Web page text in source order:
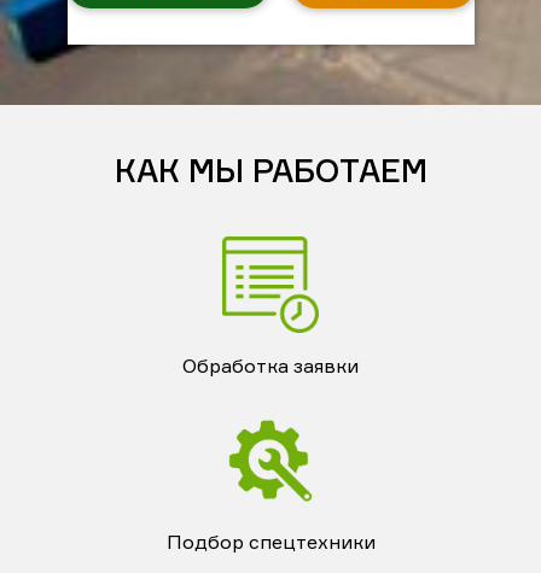
КАК МЫ РАБОТАЕМ
Обработка заявки
Подбор спецтехники